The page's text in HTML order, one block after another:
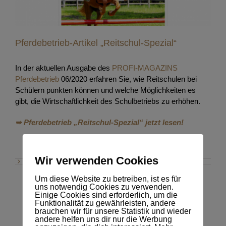
Pferdebetrieb-Artikel „Reitschul-Spezial“
In der aktuellen Ausgabe des PROFI-MAGAZINS
Pferdebetrieb 06/2020 erfahren Sie, wie Reitschulen bei
Schülern punkten können und welche Möglichkeiten es
gibt, die Wirtschaftlichkeit des Schulbetriebs zu erhöhen.
➥ Pferdebetrieb „Reitschul-Spezial“ jetzt lesen!
Wir verwenden Cookies
Um diese Website zu betreiben, ist es für
uns notwendig Cookies zu verwenden.
Einige Cookies sind erforderlich, um die
Funktionalität zu gewährleisten, andere
brauchen wir für unsere Statistik und wieder
andere helfen uns dir nur die Werbung